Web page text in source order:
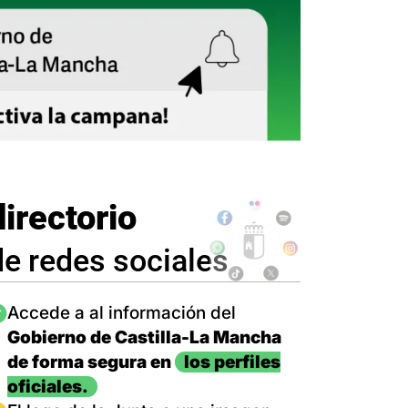
redes sociales
Accede a al información del
Gobierno de Castilla-La Mancha
de forma segura en
los perfiles
oficiales.